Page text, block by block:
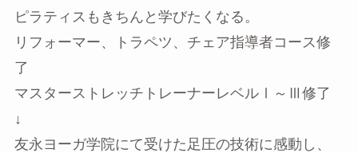
ピラティスもきちんと学びたくなる。
リフォーマー、トラペツ、チェア指導者コース修
了
マスターストレッチトレーナーレベルⅠ～Ⅲ修了
↓
友永ヨーガ学院にて受けた足圧の技術に感動し、